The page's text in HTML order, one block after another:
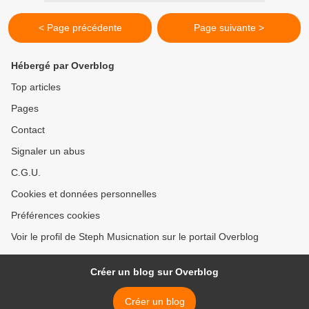
< Page précédente Page suivante >
Hébergé par Overblog
Top articles
Pages
Contact
Signaler un abus
C.G.U.
Cookies et données personnelles
Préférences cookies
Voir le profil de Steph Musicnation sur le portail Overblog
Créer un blog sur Overblog
Créer un blog